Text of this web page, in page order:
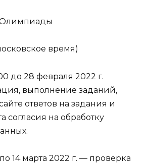
время)
до 28 февраля 2022 г.
выполнение заданий,
ответов на задания и
согласия на обработку
14 марта 2022 г. — проверка